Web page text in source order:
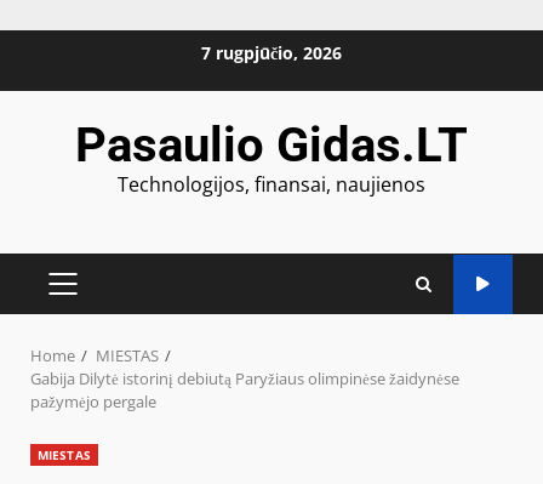
7 rugpjūčio, 2026
Pasaulio Gidas.LT
Technologijos, finansai, naujienos
PRIMARY
Home
MIESTAS
Gabija Dilytė istorinį debiutą Paryžiaus olimpinėse žaidynėse
pažymėjo pergale
MIESTAS